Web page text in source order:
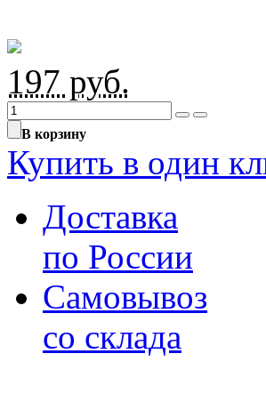
197 руб.
В корзину
Купить в один
Доставка
по России
Самовывоз
со склада